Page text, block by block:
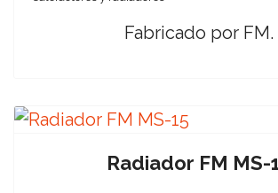
Fabricado por FM.
Radiador FM MS-